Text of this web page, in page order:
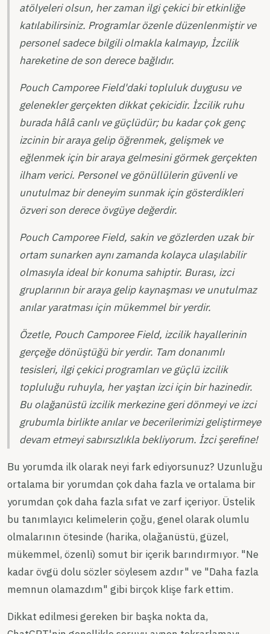
atölyeleri olsun, her zaman ilgi çekici bir etkinliğe
katılabilirsiniz. Programlar özenle düzenlenmiştir ve
personel sadece bilgili olmakla kalmayıp, İzcilik
hareketine de son derece bağlıdır.
Pouch Camporee Field'daki topluluk duygusu ve
gelenekler gerçekten dikkat çekicidir. İzcilik ruhu
burada hâlâ canlı ve güçlüdür; bu kadar çok genç
izcinin bir araya gelip öğrenmek, gelişmek ve
eğlenmek için bir araya gelmesini görmek gerçekten
ilham verici. Personel ve gönüllülerin güvenli ve
unutulmaz bir deneyim sunmak için gösterdikleri
özveri son derece övgüye değerdir.
Pouch Camporee Field, sakin ve gözlerden uzak bir
ortam sunarken aynı zamanda kolayca ulaşılabilir
olmasıyla ideal bir konuma sahiptir. Burası, izci
gruplarının bir araya gelip kaynaşması ve unutulmaz
anılar yaratması için mükemmel bir yerdir.
Özetle, Pouch Camporee Field, izcilik hayallerinin
gerçeğe dönüştüğü bir yerdir. Tam donanımlı
tesisleri, ilgi çekici programları ve güçlü izcilik
topluluğu ruhuyla, her yaştan izci için bir hazinedir.
Bu olağanüstü izcilik merkezine geri dönmeyi ve izci
grubumla birlikte anılar ve becerilerimizi geliştirmeye
devam etmeyi sabırsızlıkla bekliyorum. İzci şerefine!
Bu yorumda ilk olarak neyi fark ediyorsunuz? Uzunluğu
ortalama bir yorumdan çok daha fazla ve ortalama bir
yorumdan çok daha fazla sıfat ve zarf içeriyor. Üstelik
bu tanımlayıcı kelimelerin çoğu, genel olarak olumlu
olmalarının ötesinde (harika, olağanüstü, güzel,
mükemmel, özenli) somut bir içerik barındırmıyor. "Ne
kadar övgü dolu sözler söylesem azdır" ve "Daha fazla
memnun olamazdım" gibi birçok klişe fark ettim.
Dikkat edilmesi gereken bir başka nokta da,